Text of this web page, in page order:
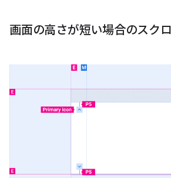
画面の高さが短い場合のスク